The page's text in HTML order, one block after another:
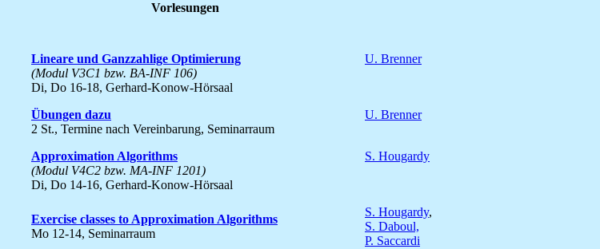
Vorlesungen
Lineare und Ganzzahlige Optimierung
(Modul V3C1 bzw. BA-INF 106)
Di, Do 16-18, Gerhard-Konow-Hörsaal
U. Brenner
Übungen dazu
2 St., Termine nach Vereinbarung, Seminarraum
U. Brenner
Approximation Algorithms
(Modul V4C2 bzw. MA-INF 1201)
Di, Do 14-16, Gerhard-Konow-Hörsaal
S. Hougardy
Exercise classes to Approximation Algorithms
Mo 12-14, Seminarraum
S. Hougardy,
S. Daboul,
P. Saccardi